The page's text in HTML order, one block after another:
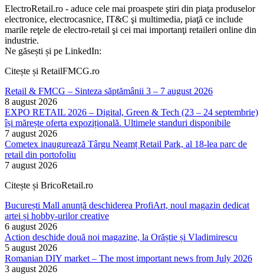
ElectroRetail.ro - aduce cele mai proaspete ştiri din piaţa produselor
electronice, electrocasnice, IT&C şi multimedia, piaţă ce include
marile reţele de electro-retail şi cei mai importanţi retaileri online din
industrie.
Ne găsești și pe LinkedIn:
Citește și RetailFMCG.ro
Retail & FMCG – Sinteza săptămânii 3 – 7 august 2026
8 august 2026
EXPO RETAIL 2026 – Digital, Green & Tech (23 – 24 septembrie)
își mărește oferta expozițională. Ultimele standuri disponibile
7 august 2026
Cometex inaugurează Târgu Neamț Retail Park, al 18-lea parc de
retail din portofoliu
7 august 2026
Citește și BricoRetail.ro
București Mall anunță deschiderea ProfiArt, noul magazin dedicat
artei și hobby-urilor creative
6 august 2026
Action deschide două noi magazine, la Orăștie și Vladimirescu
5 august 2026
Romanian DIY market – The most important news from July 2026
3 august 2026